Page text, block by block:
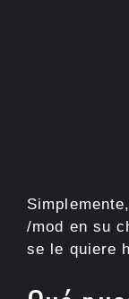
/mod en su
se le quiere